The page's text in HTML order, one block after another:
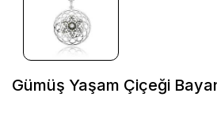
Gümüş Yaşam Çiçeği